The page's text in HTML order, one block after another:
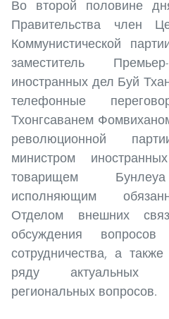
Во второй половине
Правительства член
Коммунистической
заместитель
иностранных дел Буй
телефонные
Тхонгсаванем
революционной
министром
товарищем
исполняющим
Отделом внешних
обсуждения вопросов
сотрудничества, а
ряду актуальных
региональных вопросов.